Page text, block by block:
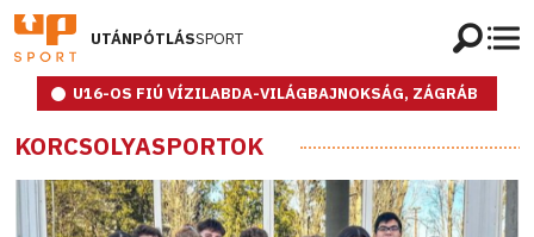
UTÁNPÓTLÁSSPORT
U16-OS FIÚ VÍZILABDA-VILÁGBAJNOKSÁG, ZÁGRÁB
KORCSOLYASPORTOK